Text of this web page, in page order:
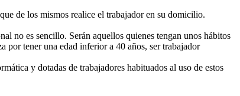
de los mismos realice el trabajador en su domicilio.
no es sencillo. Serán aquellos quienes tengan unos hábitos
por tener una edad inferior a 40 años, ser trabajador
y dotadas de trabajadores habituados al uso de estos